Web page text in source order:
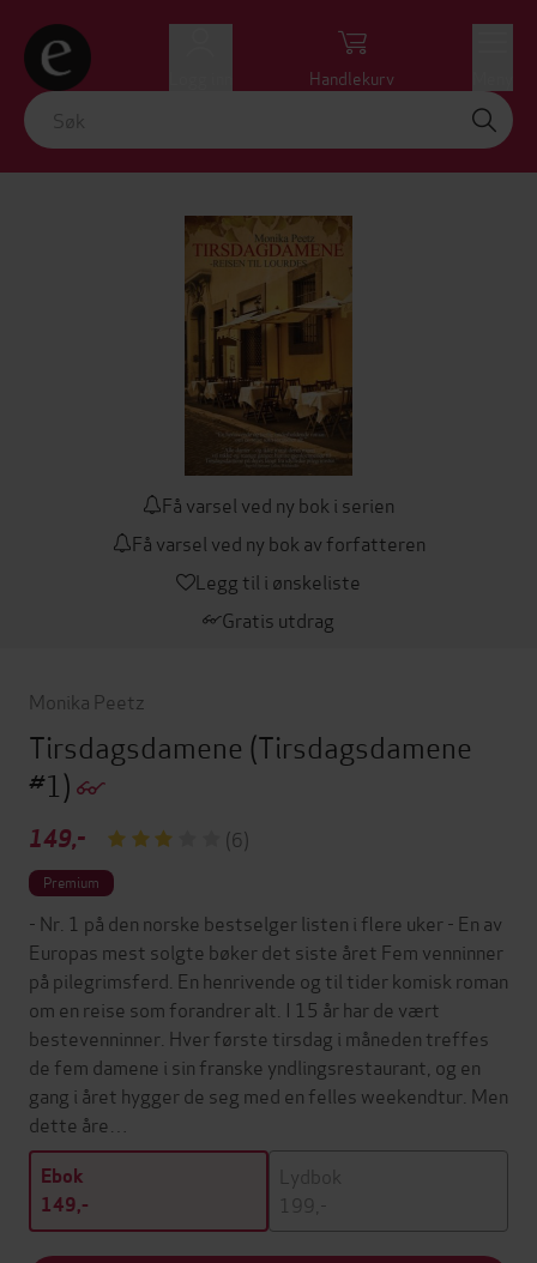
Handlekurv
Få varsel ved ny bok i serien
Få varsel ved ny bok av forfatteren
Legg til i ønskeliste
Gratis utdrag
Monika Peetz
Tirsdagsdamene (Tirsdagsdamene
#1)
149,- (6)
Premium
- Nr. 1 på den norske bestselger listen i flere uker - En av
Europas mest solgte bøker det siste året Fem venninner
på pilegrimsferd. En henrivende og til tider komisk roman
om en reise som forandrer alt. I 15 år har de vært
bestevenninner. Hver første tirsdag i måneden treffes
de fem damene i sin franske yndlingsrestaurant, og en
gang i året hygger de seg med en felles weekendtur. Men
dette åre…
Ebok
149,-
Lydbok
199,-